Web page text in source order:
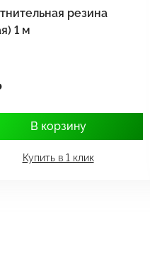
резина
1 м
В корзину
Купить в 1 клик